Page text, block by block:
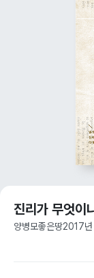
진리가 무엇이
양병모좋은땅2017